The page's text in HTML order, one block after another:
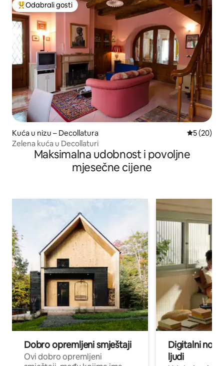
Među najviše rangiranima s oznakom „Odabrali gosti”
Odabrali gosti
Kuća u nizu – Decollatura Prosječna
5 (20)
Zelena kuća u Decollaturi
Maksimalna udobnost i povoljne
mjesečne cijene
Dobro opremljeni smještaji
Ovi dobro opremljeni
Digitalni
ljudi